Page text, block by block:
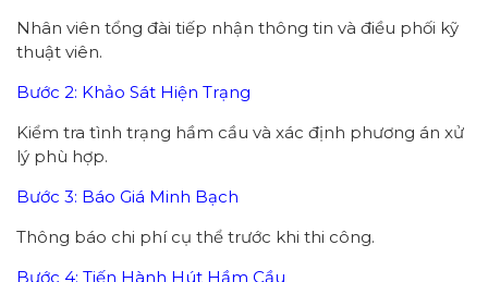
Nhân viên tổng đài tiếp nhận thông tin và điều phối kỹ
thuật viên.
Bước 2: Khảo Sát Hiện Trạng
Kiểm tra tình trạng hầm cầu và xác định phương án xử
lý phù hợp.
Bước 3: Báo Giá Minh Bạch
Thông báo chi phí cụ thể trước khi thi công.
Bước 4: Tiến Hành Hút Hầm Cầu